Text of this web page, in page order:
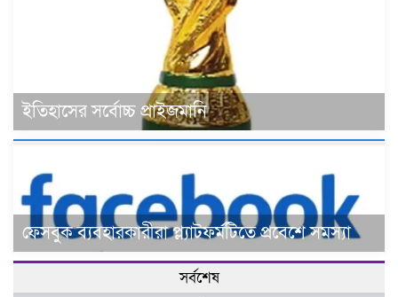
ইতিহাসের সর্বোচ্চ প্রাইজমানি
ফেসবুক ব্যবহারকারীরা প্ল্যাটফর্মটিতে প্রবেশে সমস্যা
সর্বশেষ